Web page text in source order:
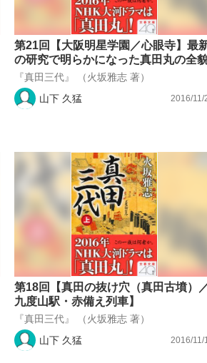
第21回【大阪明星学園／心眼寺】最
の研究で明らかになった真田丸の全
『真田三代』 （火坂雅志 著）
山下 久猛
2016/11/
第18回【真田の抜け穴（真田古墳）
九度山駅・赤備え列車】
『真田三代』 （火坂雅志 著）
山下 久猛
2016/11/